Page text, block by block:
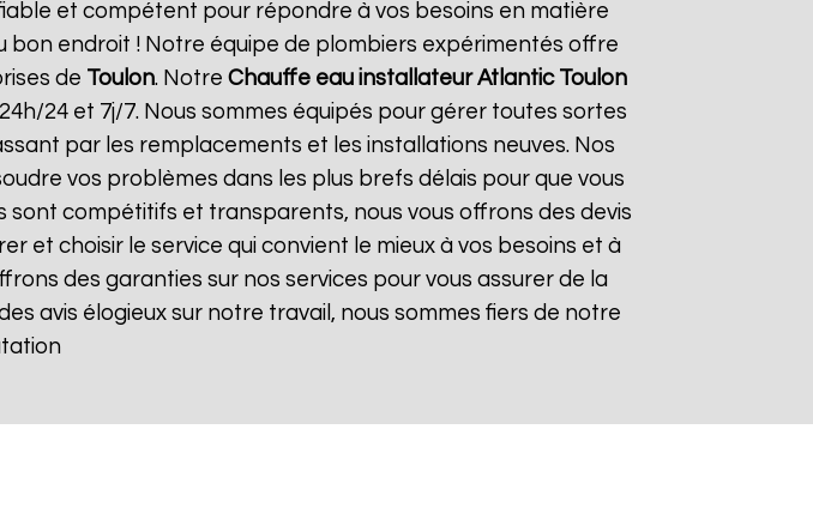
et compétent pour répondre à vos besoins en matière
endroit ! Notre équipe de plombiers expérimentés offre
de Toulon. Notre Chauffe eau installateur Atlantic Toulon
24 et 7j/7. Nous sommes équipés pour gérer toutes sortes
par les remplacements et les installations neuves. Nos
vos problèmes dans les plus brefs délais pour que vous
compétitifs et transparents, nous vous offrons des devis
et choisir le service qui convient le mieux à vos besoins et à
des garanties sur nos services pour vous assurer de la
avis élogieux sur notre travail, nous sommes fiers de notre